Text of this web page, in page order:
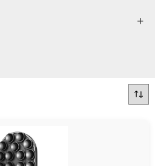
+